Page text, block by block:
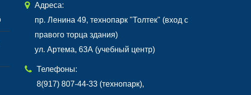
Адреса:
пр. Ленина 49, технопарк "Толтек" (вход с
правого торца здания)
ул. Артема, 63А (учебный центр)
Телефоны:
8(917) 807-44-33 (технопарк),